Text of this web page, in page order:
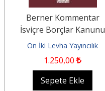
Berner Kommentar
İsviçre Borçlar Kanunu
(Madde 97-109) Şerhi
On İki Levha Yayıncılık
1.250,00
Sepete Ekle